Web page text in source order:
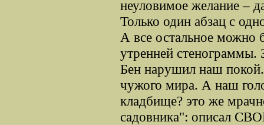
неуловимое желание –
Только один абзац с
А все остальное можно
утренней стенограммы.
Бен нарушил наш
чужого мира. А наш
кладбище? это же
садовника": описал